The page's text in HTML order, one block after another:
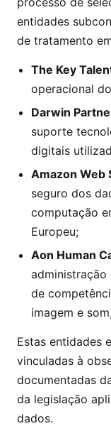
entidades
de tratamento
The Key
operacional
Darwin
suporte
digitais
Amazon Web
seguro dos
computação
Europeu;
Aon Human
administração
de
imagem e
Estas entidades
vinculadas à
documentadas
da legislação
dados.